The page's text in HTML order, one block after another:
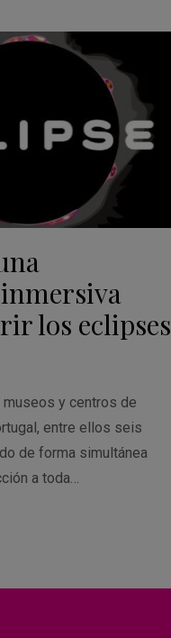
los eclipses
y centros de
entre ellos seis
de forma simultánea
a toda…